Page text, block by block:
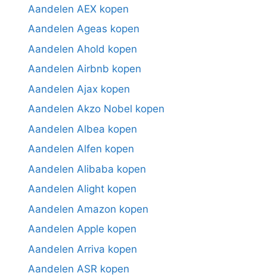
Aandelen AEX kopen
Aandelen Ageas kopen
Aandelen Ahold kopen
Aandelen Airbnb kopen
Aandelen Ajax kopen
Aandelen Akzo Nobel kopen
Aandelen Albea kopen
Aandelen Alfen kopen
Aandelen Alibaba kopen
Aandelen Alight kopen
Aandelen Amazon kopen
Aandelen Apple kopen
Aandelen Arriva kopen
Aandelen ASR kopen